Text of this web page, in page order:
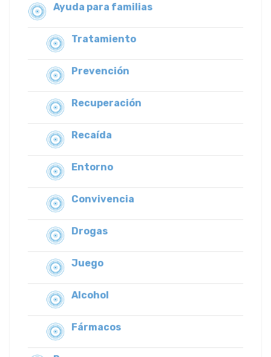
Ayuda para familias
Tratamiento
Prevención
Recuperación
Recaída
Entorno
Convivencia
Drogas
Juego
Alcohol
Fármacos